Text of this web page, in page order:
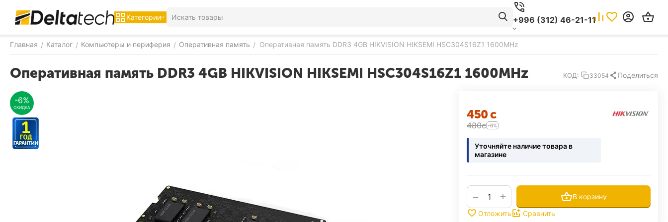
Категории +996 (312) 46-21-11
Главная / Каталог / Компьютеры и периферия / Оперативная память / Оперативная память DDR3 4GB HIKVISION HIKSEMI HSC304S16Z1 1600MHz
Оперативная память DDR3 4GB HIKVISION HIKSEMI HSC304S16Z1 1600MHz КОД: 33054 Поделиться
‍450‍с
‍480‍с -6%
Уточняйте наличие товара в
магазине
+
−
В корзину
Отложить
Сравнить
-6%
СКИДКА